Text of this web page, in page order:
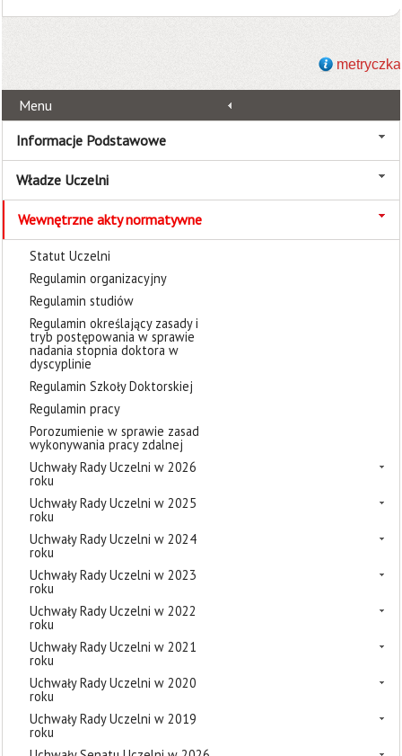
metryczka
Menu
Informacje Podstawowe
Władze Uczelni
Wewnętrzne akty normatywne
Statut Uczelni
Regulamin organizacyjny
Regulamin studiów
Regulamin określający zasady i
tryb postępowania w sprawie
nadania stopnia doktora w
dyscyplinie
Regulamin Szkoły Doktorskiej
Regulamin pracy
Porozumienie w sprawie zasad
wykonywania pracy zdalnej
Uchwały Rady Uczelni w 2026
roku
Uchwały Rady Uczelni w 2025
roku
Uchwały Rady Uczelni w 2024
roku
Uchwały Rady Uczelni w 2023
roku
Uchwały Rady Uczelni w 2022
roku
Uchwały Rady Uczelni w 2021
roku
Uchwały Rady Uczelni w 2020
roku
Uchwały Rady Uczelni w 2019
roku